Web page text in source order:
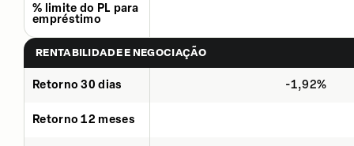
% limite do PL para
empréstimo
RENTABILIDADE E NEGOCIAÇÃO
Retorno 30 dias -1,92%
Retorno 12 meses